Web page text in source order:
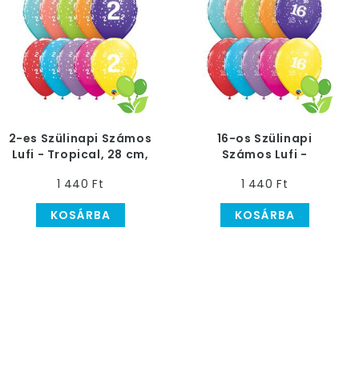
2-es Szülinapi Számos
Lufi - Tropical, 28 cm,
1 440 Ft
KOSÁRBA
16-os Szülinapi
Számos Lufi -
1 440 Ft
KOSÁRBA